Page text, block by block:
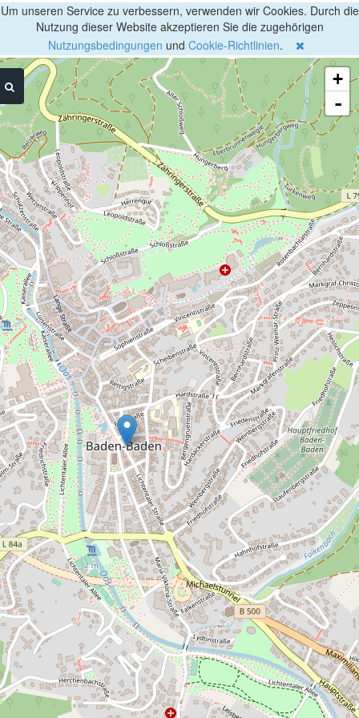
Um unseren Service zu verbessern, verwenden wir Cookies. Durch die
Nutzung dieser Website akzeptieren Sie die zugehörigen
Nutzungsbedingungen und Cookie-Richtlinien.
+
-